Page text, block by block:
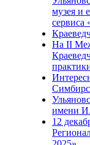
музея и
На II
имени
12